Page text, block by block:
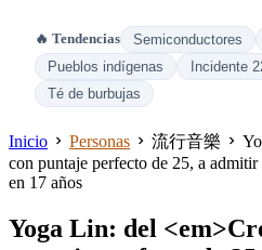
🔥 Tendencias Semiconductores
Pueblos indígenas
Incidente
Té de burbujas
Inicio Personas 流行音樂
con puntaje perfecto de 25, a
en 17 años
Yoga Lin: del